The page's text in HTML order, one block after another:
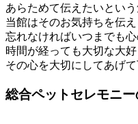
あらためて伝えたいとい
当館はそのお気持ちを伝
忘れなければいつまでも心
時間が経っても大切な大
その心を大切にしてあげて
総合ペットセレモニ